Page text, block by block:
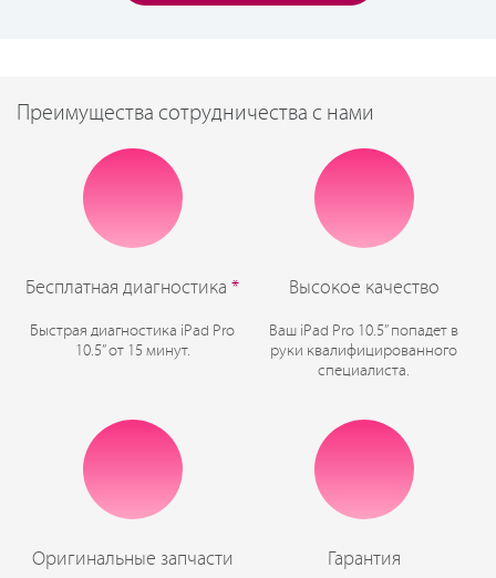
Преимущества сотрудничества с нами
Бесплатная диагностика *
Быстрая диагностика iPad Pro
10.5” от 15 минут.
Высокое качество
Ваш iPad Pro 10.5” попадет в
руки квалифицированного
специалиста.
Оригинальные запчасти Гарантия